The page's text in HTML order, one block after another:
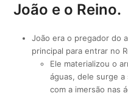
João e o Reino.
João era o pregador do
principal para entrar no
Ele materializou o
águas, dele surge
com a imersão nas